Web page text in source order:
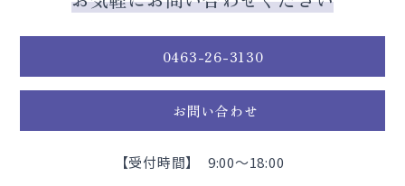
0463-26-3130
お問い合わせ
【受付時間】 9:00～18:00